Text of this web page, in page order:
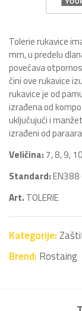
Tolerie rukavice
mm, u predelu
povećava
čini ove rukavice
rukavice je od
izrađena od
uključujući i
izrađeni od
Veličina:7, 8, 9,
Standard:
Art. TOLERIE
Kategorije:
Brend: Rostaing